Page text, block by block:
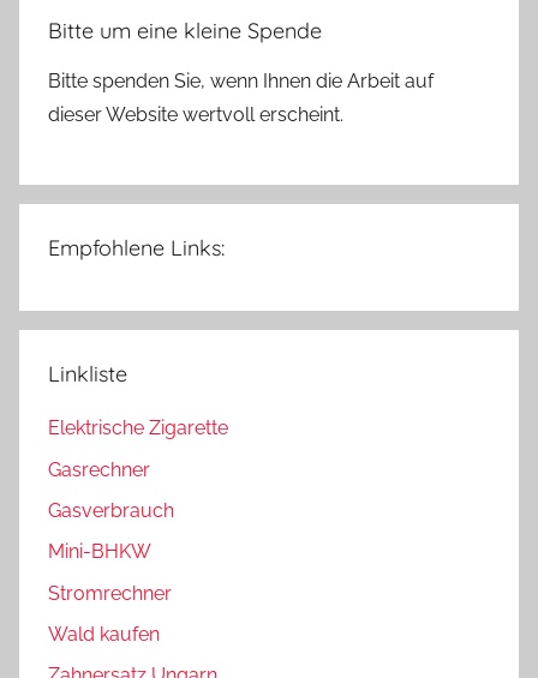
Bitte um eine kleine Spende
Bitte spenden Sie, wenn Ihnen die Arbeit auf
dieser Website wertvoll erscheint.
Empfohlene Links:
Linkliste
Elektrische Zigarette
Gasrechner
Gasverbrauch
Mini-BHKW
Stromrechner
Wald kaufen